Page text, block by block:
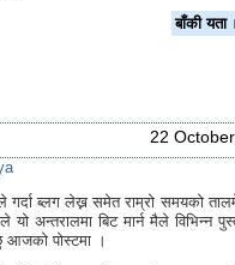
बाँकी
22
ब्लग लेख्न समेत राम्रो समयको
बिट मार्न मैले विभिन्न
आजको पोस्टमा ।